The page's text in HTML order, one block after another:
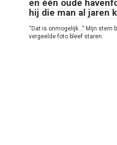
en één oude
hij die man al jaren
“Dat is onmogelijk…” Mijn stem
vergeelde foto bleef staren.